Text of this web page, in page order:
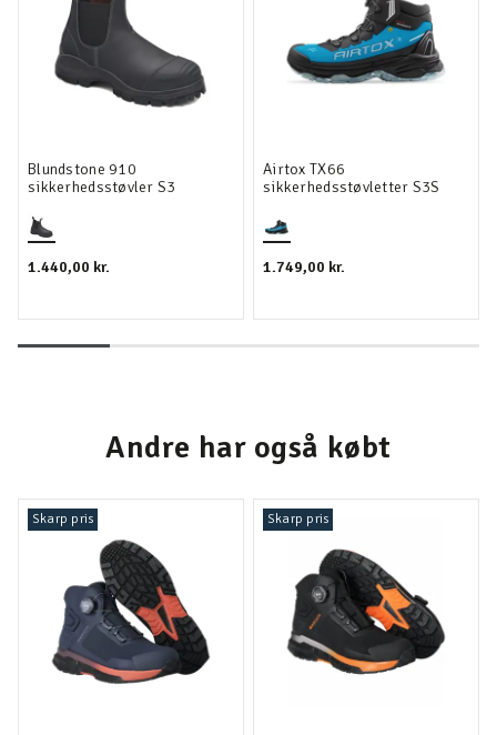
Blundstone 910
sikkerhedsstøvler S3
1.440,00 kr.
Airtox TX66
sikkerhedsstøvletter S3S
1.749,00 kr.
Andre har også købt
Skarp pris Skarp pris